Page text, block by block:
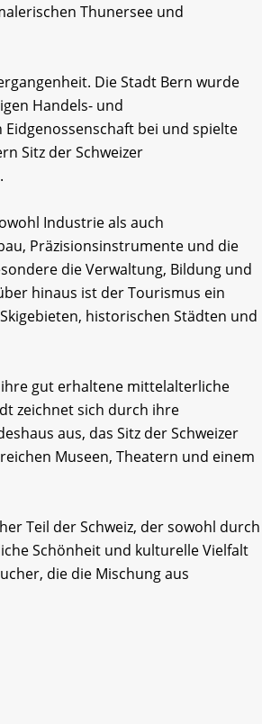
Thunersee und
Die Stadt Bern wurde
Handels- und
bei und spielte
Sitz der Schweizer
Industrie als auch
Präzisionsinstrumente und die
die Verwaltung, Bildung und
hinaus ist der Tourismus ein
historischen Städten und
gut erhaltene mittelalterliche
zeichnet sich durch ihre
aus, das Sitz der Schweizer
Museen, Theatern und einem
Teil der Schweiz, der sowohl durch
Schönheit und kulturelle Vielfalt
die die Mischung aus